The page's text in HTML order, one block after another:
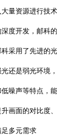
量资源进行技
度开发，邮科
用了先进的光
还是弱光环境
噪声等特点，
画面的对比度
多元需求